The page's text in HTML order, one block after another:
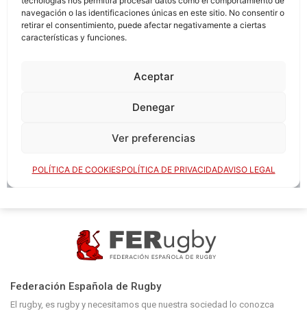
Federación Española de Rugby
El rugby, es rugby y necesitamos que nuestra sociedad lo conozca